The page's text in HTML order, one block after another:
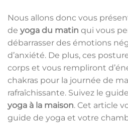
Nous allons donc vous
de yoga du matin qui vous
débarrasser des émotions
d’anxiété. De plus, ces
corps et vous rempliront
chakras pour la journée de
rafraîchissante. Suivez le
yoga à la maison. Cet article
guide de yoga et votre